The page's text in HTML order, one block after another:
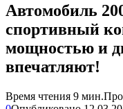
Автомобиль
спортивный
мощностью и
впечатляют!
Время чтения 9 мин.